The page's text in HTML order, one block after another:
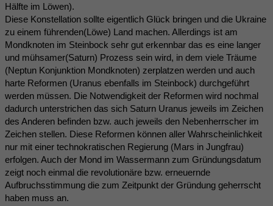
Hälfte im Löwen).
Diese Konstellation sollte eigentlich Glück bringen und die Ukraine
zu einem führenden(Löwe) Land machen. Allerdings ist am
Mondknoten im Steinbock sehr gut erkennbar das es eine langer
und mühsamer(Saturn) Prozess sein wird, in dem viele Träume
(Neptun Konjunktion Mondknoten) zerplatzen werden und auch
harte Reformen (Uranus ebenfalls im Steinbock) durchgeführt
werden müssen. Die Notwendigkeit der Reformen wird nochmal
dadurch unterstrichen das sich Saturn Uranus jeweils im Zeichen
des Anderen befinden bzw. auch jeweils den Nebenherrscher im
Zeichen stellen. Diese Reformen können aller Wahrscheinlichkeit
nur mit einer technokratischen Regierung (Mars in Jungfrau)
erfolgen. Auch der Mond im Wassermann zum Gründungsdatum
zeigt noch einmal die revolutionäre bzw. erneuernde
Aufbruchsstimmung die zum Zeitpunkt der Gründung geherrscht
haben muss an.